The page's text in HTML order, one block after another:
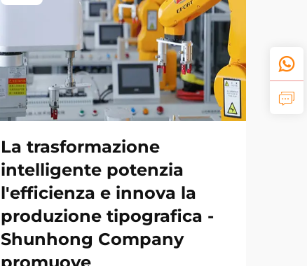
La trasformazione
intelligente potenzia
l'efficienza e innova la
produzione tipografica -
Shunhong Company